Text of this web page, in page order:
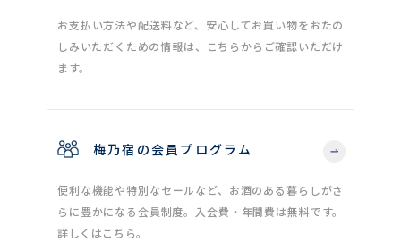
お支払い方法や配送料など、安心してお買い物をおたの
しみいただくための情報は、こちらからご確認いただけ
ます。
梅乃宿の会員プログラム
便利な機能や特別なセールなど、お酒のある暮らしがさ
らに豊かになる会員制度。入会費・年間費は無料です。
詳しくはこちら。